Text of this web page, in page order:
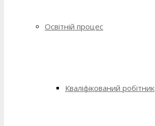
Освітній процес
Кваліфікований робітник